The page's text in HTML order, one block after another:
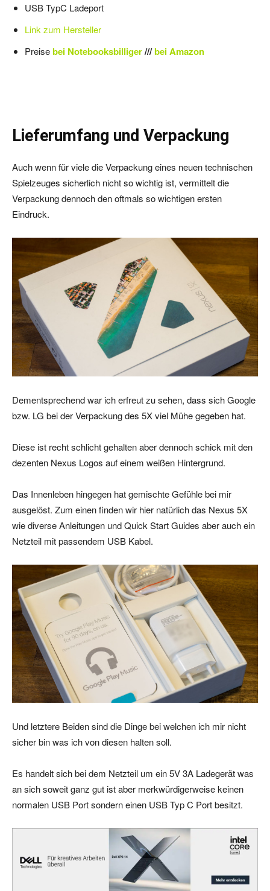
USB TypC Ladeport
Link zum Hersteller
Preisebei Notebooksbilliger///bei Amazon
Lieferumfang und Verpackung
Auch wenn für viele die Verpackung eines neuen technischen
Spielzeuges sicherlich nicht so wichtig ist, vermittelt die
Verpackung dennoch den oftmals so wichtigen ersten
Eindruck.
Dementsprechend war ich erfreut zu sehen, dass sich Google
bzw. LG bei der Verpackung des 5X viel Mühe gegeben hat.
Diese ist recht schlicht gehalten aber dennoch schick mit den
dezenten Nexus Logos auf einem weißen Hintergrund.
Das Innenleben hingegen hat gemischte Gefühle bei mir
ausgelöst. Zum einen finden wir hier natürlich das Nexus 5X
wie diverse Anleitungen und Quick Start Guides aber auch ein
Netzteil mit passendem USB Kabel.
Und letztere Beiden sind die Dinge bei welchen ich mir nicht
sicher bin was ich von diesen halten soll.
Es handelt sich bei dem Netzteil um ein 5V 3A Ladegerät was
an sich soweit ganz gut ist aber merkwürdigerweise keinen
normalen USB Port sondern einen USB Typ C Port besitzt.